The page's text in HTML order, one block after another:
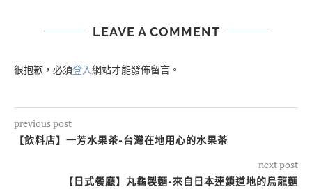
LEAVE A COMMENT
很抱歉，必須登入網站才能發佈留言。
previous post
【飲料店】一芳水果茶-台灣在地用心的水果茶
next post
【日式餐廳】丸龜製麵-來自日本連鎖道地的烏龍麵